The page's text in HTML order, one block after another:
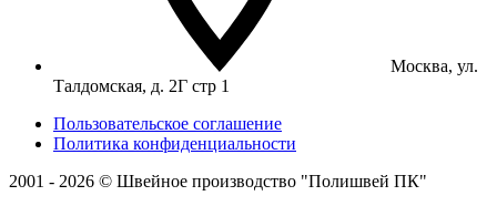
Москва, ул.
Талдомская, д. 2Г стр 1
Пользовательское соглашение
Политика конфиденциальности
2001 - 2026 © Швейное производство "Полишвей ПК"